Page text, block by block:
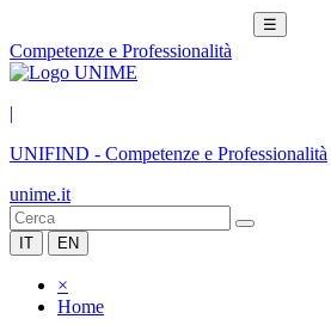
☰
Competenze e Professionalità
|
UNIFIND - Competenze e Professionalità
unime.it
IT EN
×
Home